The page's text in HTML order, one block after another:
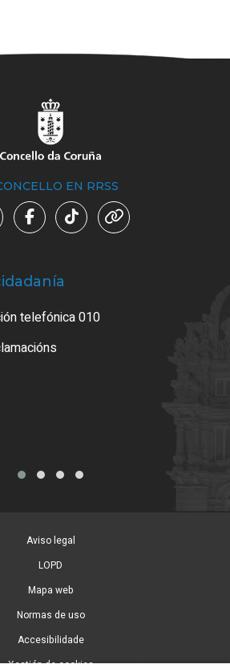
EN RRSS
telefónica 010
Aviso legal
LOPD
Mapa web
Normas de uso
Accesibilidade